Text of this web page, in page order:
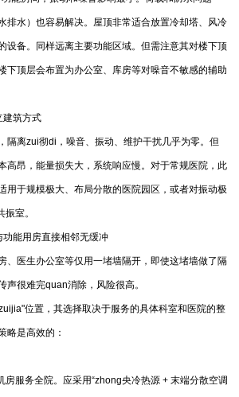
排水）也容易解决。屋顶非常适合放置冷却塔、风冷
设备。同样远离主要功能区域。但需注意其对楼下顶
下顶层会布置为办公室、库房等对噪音不敏感的辅助
建筑方式
隔离zui彻di，噪音、振动、维护干扰几乎为零。但
高昂，能量损失大，系统响应慢。对于常规医院，此
用于规模极大、布局分散的医院园区，或者对振动极
室。
能用房直接相邻无缓冲
、医生办公室等仅用一堵墙隔开，即使这堵墙做了隔
声很难完quan消除，风险很高。
位置，其选择取决于服务的具体科室和医院的整
略是高效的：
服务全院。应采用“zhong央冷热源 + 末端分散空调